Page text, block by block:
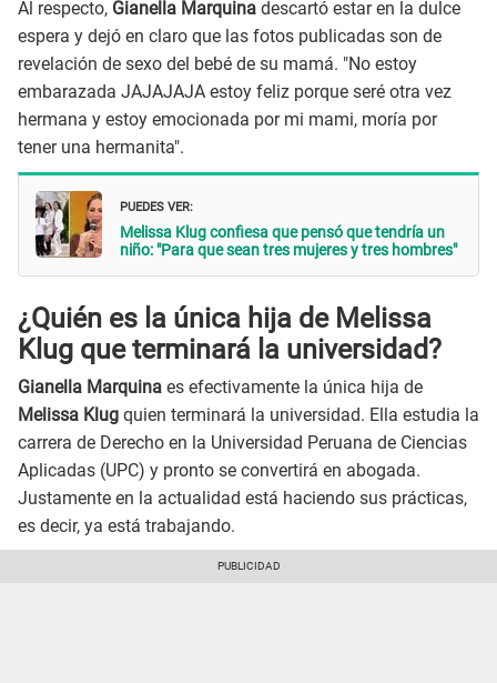
Al respecto, Gianella Marquina descartó estar en la dulce
espera y dejó en claro que las fotos publicadas son de
revelación de sexo del bebé de su mamá. "No estoy
embarazada JAJAJAJA estoy feliz porque seré otra vez
hermana y estoy emocionada por mi mami, moría por
tener una hermanita".
PUEDES VER:
Melissa Klug confiesa que pensó que tendría un
niño: "Para que sean tres mujeres y tres hombres"
¿Quién es la única hija de Melissa
Klug que terminará la universidad?
Gianella Marquina es efectivamente la única hija de
Melissa Klug quien terminará la universidad. Ella estudia la
carrera de Derecho en la Universidad Peruana de Ciencias
Aplicadas (UPC) y pronto se convertirá en abogada.
Justamente en la actualidad está haciendo sus prácticas,
es decir, ya está trabajando.